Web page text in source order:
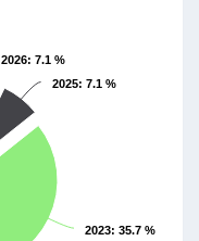
2026: 7.1 %
2025: 7.1 %
2023: 35.7 %